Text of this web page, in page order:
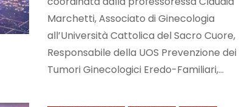
Marchetti, Associato di Ginecologia
all’Università Cattolica del Sacro Cuore,
Responsabile della UOS Prevenzione dei
Tumori Ginecologici Eredo-Familiari,…